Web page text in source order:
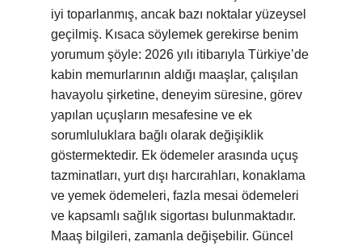
iyi toparlanmış, ancak bazı noktalar yüzeysel
geçilmiş. Kısaca söylemek gerekirse benim
yorumum şöyle: 2026 yılı itibarıyla Türkiye’de
kabin memurlarının aldığı maaşlar, çalışılan
havayolu şirketine, deneyim süresine, görev
yapılan uçuşların mesafesine ve ek
sorumluluklara bağlı olarak değişiklik
göstermektedir. Ek ödemeler arasında uçuş
tazminatları, yurt dışı harcırahları, konaklama
ve yemek ödemeleri, fazla mesai ödemeleri
ve kapsamlı sağlık sigortası bulunmaktadır.
Maaş bilgileri, zamanla değişebilir. Güncel